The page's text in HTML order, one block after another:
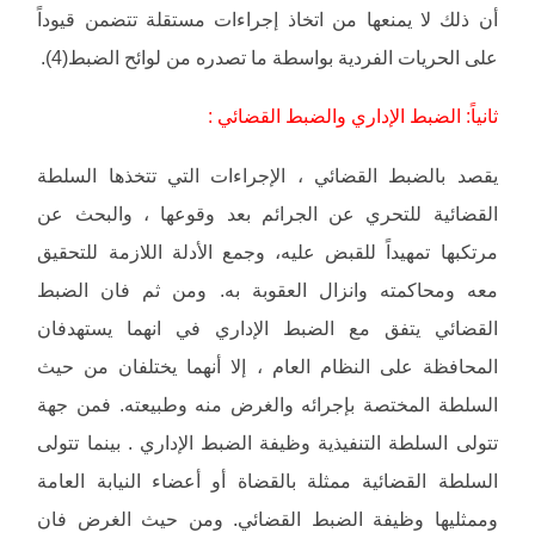
أن ذلك لا يمنعها من اتخاذ إجراءات مستقلة تتضمن قيوداً
على الحريات الفردية بواسطة ما تصدره من لوائح الضبط(4).
ثانياً: الضبط الإداري والضبط القضائي :
يقصد بالضبط القضائي ، الإجراءات التي تتخذها السلطة
القضائية للتحري عن الجرائم بعد وقوعها ، والبحث عن
مرتكبها تمهيداً للقبض عليه، وجمع الأدلة اللازمة للتحقيق
معه ومحاكمته وانزال العقوبة به. ومن ثم فان الضبط
القضائي يتفق مع الضبط الإداري في انهما يستهدفان
المحافظة على النظام العام ، إلا أنهما يختلفان من حيث
السلطة المختصة بإجرائه والغرض منه وطبيعته. فمن جهة
تتولى السلطة التنفيذية وظيفة الضبط الإداري . بينما تتولى
السلطة القضائية ممثلة بالقضاة أو أعضاء النيابة العامة
وممثليها وظيفة الضبط القضائي. ومن حيث الغرض فان